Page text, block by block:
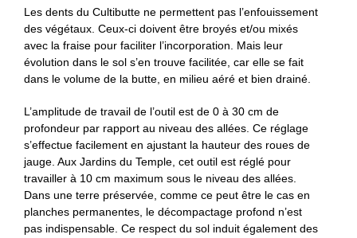
Les dents du Cultibutte ne permettent pas l’enfouissement
des végétaux. Ceux-ci doivent être broyés et/ou mixés
avec la fraise pour faciliter l’incorporation. Mais leur
évolution dans le sol s’en trouve facilitée, car elle se fait
dans le volume de la butte, en milieu aéré et bien drainé.
L’amplitude de travail de l’outil est de 0 à 30 cm de
profondeur par rapport au niveau des allées. Ce réglage
s’effectue facilement en ajustant la hauteur des roues de
jauge. Aux Jardins du Temple, cet outil est réglé pour
travailler à 10 cm maximum sous le niveau des allées.
Dans une terre préservée, comme ce peut être le cas en
planches permanentes, le décompactage profond n’est
pas indispensable. Ce respect du sol induit également des